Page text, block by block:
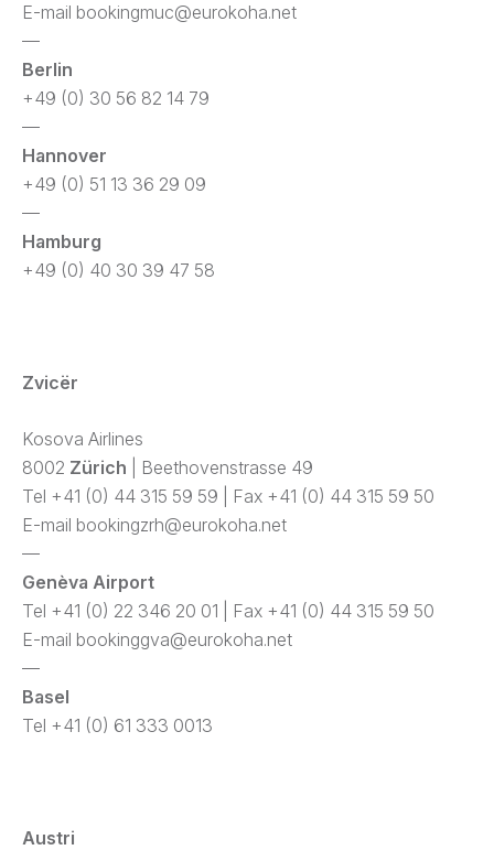
E-mail bookingmuc@eurokoha.net
—
Berlin
+49 (0) 30 56 82 14 79
—
Hannover
+49 (0) 51 13 36 29 09
—
Hamburg
+49 (0) 40 30 39 47 58
Zvicër
Kosova Airlines
8002 Zürich | Beethovenstrasse 49
Tel +41 (0) 44 315 59 59 | Fax +41 (0) 44 315 59 50
E-mail bookingzrh@eurokoha.net
—
Genèva Airport
Tel +41 (0) 22 346 20 01 | Fax +41 (0) 44 315 59 50
E-mail bookinggva@eurokoha.net
—
Basel
Tel +41 (0) 61 333 0013
Austri